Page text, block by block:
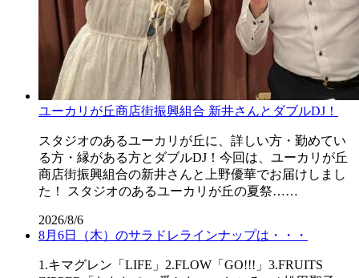
ユーカリが丘商店街振興組合 新井さんとダブルDJ！
スタジオのあるユーカリが丘に、詳しい方・勤めてい
る方・縁がある方とダブルDJ！今回は、ユーカリが丘
商店街振興組合の新井さんと上野優華でお届けしまし
た！ スタジオのあるユーカリが丘の夏祭……
2026/8/6
8月6日（木）のサラドレラインナップは・・・
1.キマグレン「LIFE」2.FLOW「GO!!!」3.FRUITS